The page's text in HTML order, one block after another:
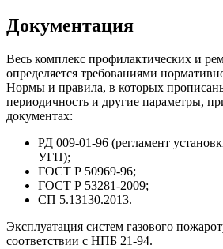
Документация
Весь комплекс профилактических и
определяется требованиями
Нормы и правила, в которых
периодичность и другие параметры,
документах:
РД 009-01-96 (регламент
УГП);
ГОСТ Р 50969-96;
ГОСТ Р 53281-2009;
СП 5.13130.2013.
Эксплуатация систем газового
соответствии с НПБ 21-94.